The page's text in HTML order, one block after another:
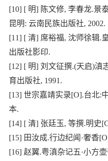
[10] [ 明] 陈文修, 李春龙.景
昆明: 云南民族出版社, 2002.
[11] [ 清] 席裕福, 沈师徐辑.
出版社影印.
[12] [ 明] 刘文征撰.(天启)滇
育出版社, 1991.
[13] 世宗嘉靖实录[O].台北:
本.
[14] [ 清] 张廷玉, 等撰.明史
[15] 田汝成.行边纪闻·奢香
[16] 赵翼.粤滇杂记五·小方